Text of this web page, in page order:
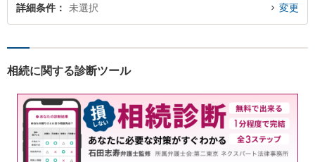
詳細条件 未選択 変更
相続に関する診断ツール